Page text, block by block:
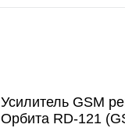
Усилитель GSM
Орбита RD-121